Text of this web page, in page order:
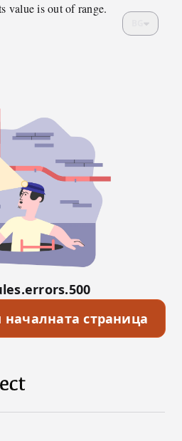
value is out of range.
страница